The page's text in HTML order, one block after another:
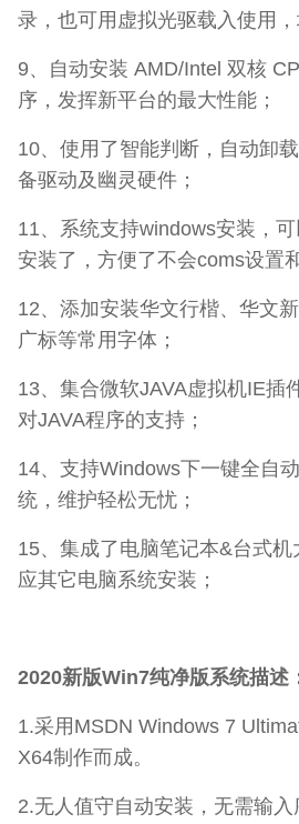
录，也可用虚拟光驱载入使用，
9、自动安装 AMD/Intel 双核
序，发挥新平台的最大性能；
10、使用了智能判断，自动卸
备驱动及幽灵硬件；
11、系统支持windows安装，
安装了，方便了不会coms设置
12、添加安装华文行楷、华文
广标等常用字体；
13、集合微软JAVA虚拟机IE插
对JAVA程序的支持；
14、支持Windows下一键全自
统，维护轻松无忧；
15、集成了电脑笔记本&台式
应其它电脑系统安装；
2020新版Win7纯净版系统描述
1.采用MSDN Windows 7
X64制作而成。
2.无人值守自动安装，无需输入